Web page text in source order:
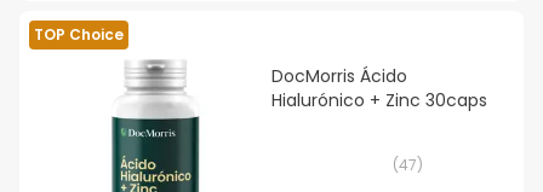
TOP Choice
DocMorris Ácido
Hialurónico + Zinc 30caps
(47)